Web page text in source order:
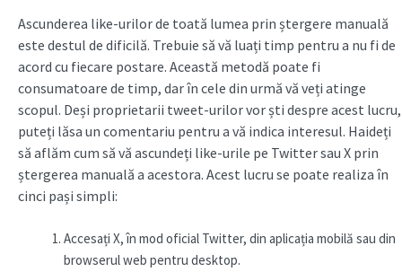
Ascunderea like-urilor de toată lumea prin ștergere manuală
este destul de dificilă. Trebuie să vă luați timp pentru a nu fi de
acord cu fiecare postare. Această metodă poate fi
consumatoare de timp, dar în cele din urmă vă veți atinge
scopul. Deși proprietarii tweet-urilor vor ști despre acest lucru,
puteți lăsa un comentariu pentru a vă indica interesul. Haideți
să aflăm cum să vă ascundeți like-urile pe Twitter sau X prin
ștergerea manuală a acestora. Acest lucru se poate realiza în
cinci pași simpli:
Accesați X, în mod oficial Twitter, din aplicația mobilă sau din
browserul web pentru desktop.